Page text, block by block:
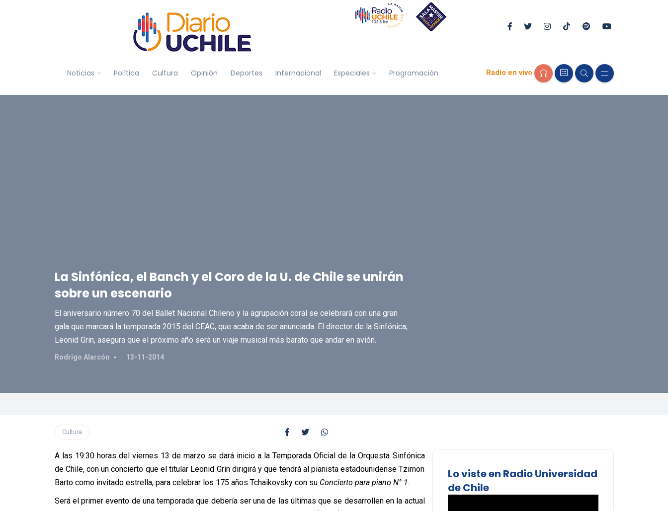
Noticias Política Cultura Opinión Deportes Internacional Especiales Programación Radio en vivo
La Sinfónica, el Banch y el Coro de la U. de Chile se unirán
sobre un escenario
El aniversario número 70 del Ballet Nacional Chileno y la agrupación coral se celebrará con una gran
gala que marcará la temporada 2015 del CEAC, que acaba de ser anunciada. El director de la Sinfónica,
Leonid Grin, asegura que el próximo año será un viaje musical más barato que andar en avión.
Rodrigo Alarcón 13-11-2014
Cultura
A las 19:30 horas del viernes 13 de marzo se dará inicio a la Temporada Oficial de la Orquesta Sinfónica
de Chile, con un concierto que el titular Leonid Grin dirigirá y que tendrá al pianista estadounidense Tzimon
Barto como invitado estrella, para celebrar los 175 años Tchaikovsky con su Concierto para piano N° 1.
Será el primer evento de una temporada que debería ser una de las últimas que se desarrollen en la actual
Lo viste en Radio Universidad
de Chile